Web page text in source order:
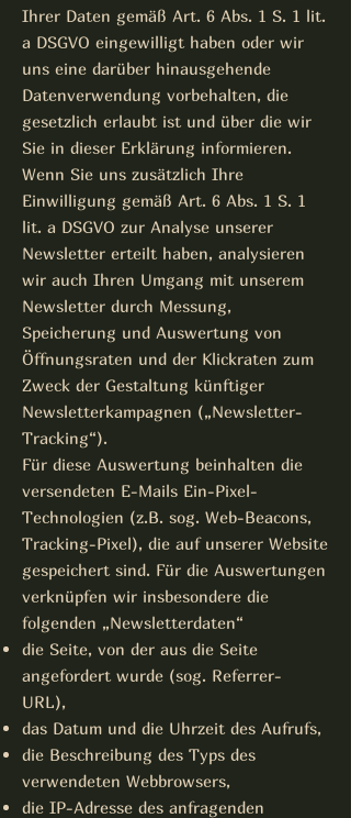
Ihrer Daten gemäß Art. 6 Abs. 1 S. 1 lit.
a DSGVO eingewilligt haben oder wir
uns eine darüber hinausgehende
Datenverwendung vorbehalten, die
gesetzlich erlaubt ist und über die wir
Sie in dieser Erklärung informieren.
Wenn Sie uns zusätzlich Ihre
Einwilligung gemäß Art. 6 Abs. 1 S. 1
lit. a DSGVO zur Analyse unserer
Newsletter erteilt haben, analysieren
wir auch Ihren Umgang mit unserem
Newsletter durch Messung,
Speicherung und Auswertung von
Öffnungsraten und der Klickraten zum
Zweck der Gestaltung künftiger
Newsletterkampagnen („Newsletter-
Tracking“).
Für diese Auswertung beinhalten die
versendeten E-Mails Ein-Pixel-
Technologien (z.B. sog. Web-Beacons,
Tracking-Pixel), die auf unserer Website
gespeichert sind. Für die Auswertungen
verknüpfen wir insbesondere die
folgenden „Newsletterdaten“
die Seite, von der aus die Seite
angefordert wurde (sog. Referrer-
URL),
das Datum und die Uhrzeit des Aufrufs,
die Beschreibung des Typs des
verwendeten Webbrowsers,
die IP-Adresse des anfragenden